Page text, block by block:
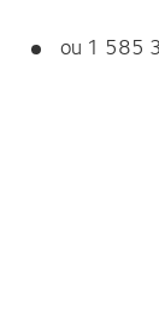
ou 1 585